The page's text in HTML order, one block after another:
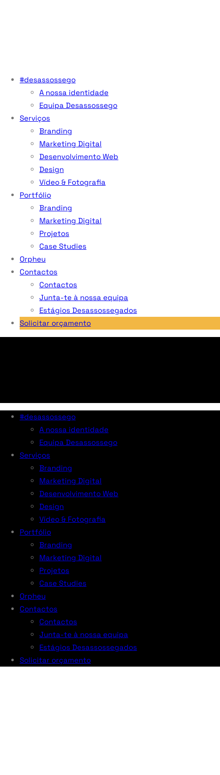
#desassossego
A nossa identidade
Equipa Desassossego
Serviços
Branding
Marketing Digital
Desenvolvimento Web
Design
Vídeo & Fotografia
Portfólio
Branding
Marketing Digital
Projetos
Case Studies
Orpheu
Contactos
Contactos
Junta-te à nossa equipa
Estágios Desassossegados
Solicitar orçamento
#desassossego
A nossa identidade
Equipa Desassossego
Serviços
Branding
Marketing Digital
Desenvolvimento Web
Design
Vídeo & Fotografia
Portfólio
Branding
Marketing Digital
Projetos
Case Studies
Orpheu
Contactos
Contactos
Junta-te à nossa equipa
Estágios Desassossegados
Solicitar orçamento